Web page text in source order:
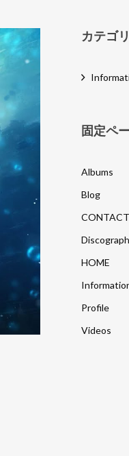
カテゴ
固定ペ
Albums
Blog
HOME
Profile
Videos